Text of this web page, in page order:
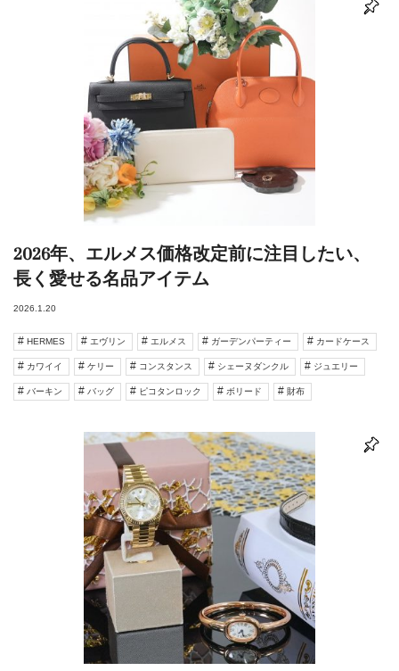
2026年、エルメス価格改定前に注目したい、
長く愛せる名品アイテム
2026.1.20
HERMES エヴリン エルメス ガーデンパーティー カードケース
カワイイ ケリー コンスタンス シェーヌダンクル ジュエリー
バーキン バッグ ピコタンロック ボリード 財布